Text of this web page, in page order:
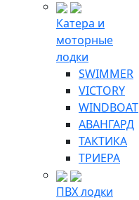
Катера и
моторные
лодки
SWIMMER
VICTORY
WINDBOAT
АВАНГАРД
ТАКТИКА
ТРИЕРА
ПВХ лодки